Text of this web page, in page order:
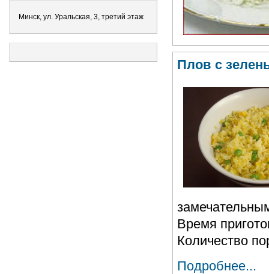
Минск, ул. Уральская, 3, третий этаж
Плов с
Время
Количество
Подробнее...